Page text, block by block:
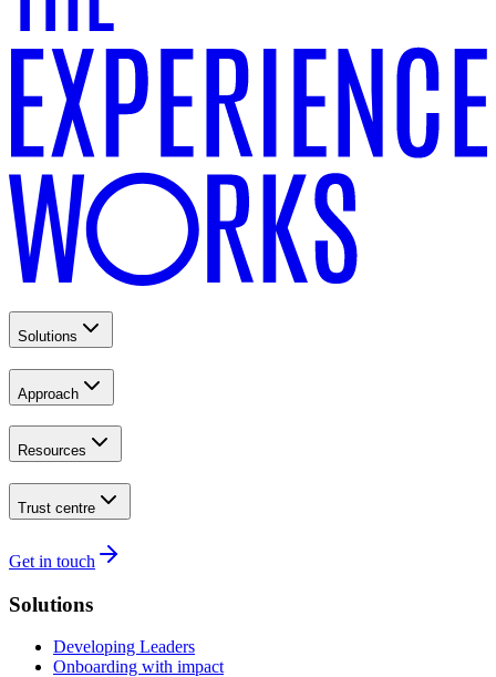
Solutions
Approach
Resources
Trust centre
Get in touch
Solutions
Developing Leaders
Onboarding with impact